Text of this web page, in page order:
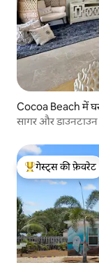
Cocoa Beach में
सागर और
गेस्ट्स का टॉप
गेस्ट्स की फ़ेवरेट